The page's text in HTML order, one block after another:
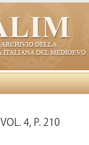
VOL. 4, P. 210